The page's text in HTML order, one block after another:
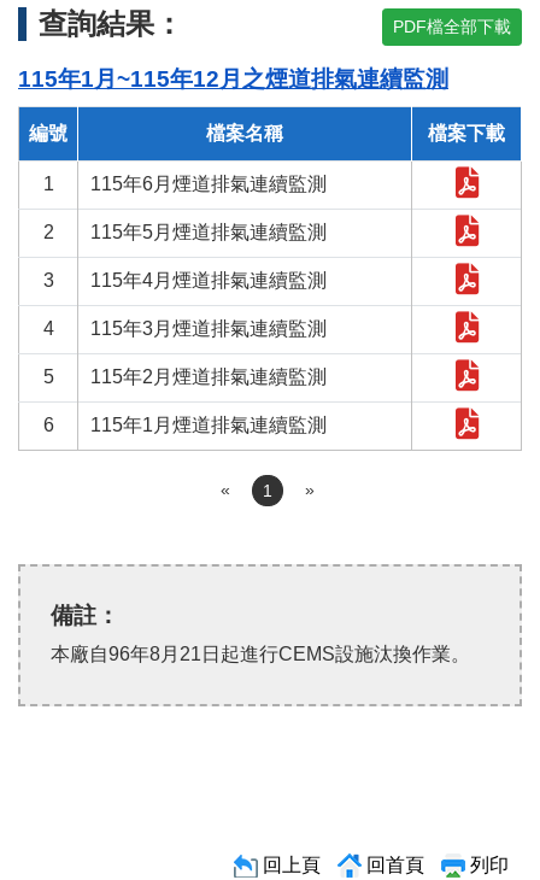
查詢結果： PDF檔全部下載
115年1月~115年12月之煙道排氣連續監測
編號 檔案名稱 檔案下載
1 115年6月煙道排氣連續監測
2 115年5月煙道排氣連續監測
3 115年4月煙道排氣連續監測
4 115年3月煙道排氣連續監測
5 115年2月煙道排氣連續監測
6 115年1月煙道排氣連續監測
« 1 »
備註：
本廠自96年8月21日起進行CEMS設施汰換作業。
回上頁 回首頁 列印